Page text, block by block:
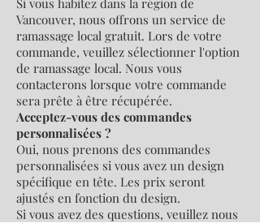
Si vous habitez dans la région de
Vancouver, nous offrons un service de
ramassage local gratuit. Lors de votre
commande, veuillez sélectionner l'option
de ramassage local. Nous vous
contacterons lorsque votre commande
sera prête à être récupérée.
Acceptez-vous des commandes
personnalisées ?
Oui, nous prenons des commandes
personnalisées si vous avez un design
spécifique en tête. Les prix seront
ajustés en fonction du design.
Si vous avez des questions, veuillez nous